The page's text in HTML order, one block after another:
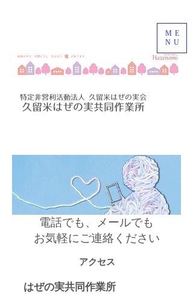
ME
NU
特定非営利活動法人 久留米はぜの実会
久留米はぜの実共同作業所
電話でも、メールでも
​お気軽にご連絡ください
アクセス
はぜの実共同作業所